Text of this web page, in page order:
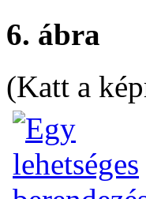
6. ábra
(Katt a